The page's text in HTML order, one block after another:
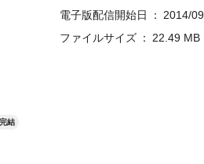
完結
電子版配信開始日
2014/
ファイルサイズ
22.49 MB